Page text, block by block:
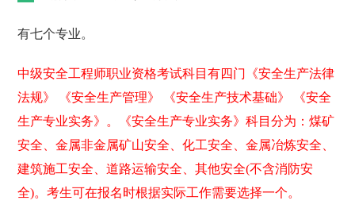
有七个专业。
中级安全工程师职业资格考试科目有四门《安全生产法律
法规》 《安全生产管理》 《安全生产技术基础》 《安全
生产专业实务》。《安全生产专业实务》科目分为：煤矿
安全、金属非金属矿山安全、化工安全、金属冶炼安全、
建筑施工安全、道路运输安全、其他安全(不含消防安
全)。考生可在报名时根据实际工作需要选择一个。